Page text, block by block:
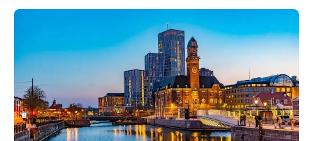
Manuellt Få hjälp
Välj tillvägagångssätt